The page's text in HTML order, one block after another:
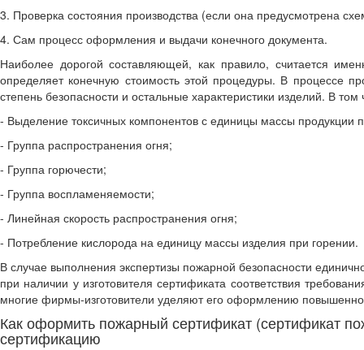
3. Проверка состояния производства (если она предусмотрена
4. Сам процесс оформления и выдачи конечного документа.
Наиболее дорогой составляющей, как правило, считается
определяет конечную стоимость этой процедуры. В процессе
степень безопасности и остальные характеристики изделий. В том
- Выделение токсичных компонентов с единицы массы продукции
- Группа распространения огня;
- Группа горючести;
- Группа воспламеняемости;
- Линейная скорость распространения огня;
- Потребление кислорода на единицу массы изделия при горении.
В случае выполнения экспертизы пожарной безопасности
при наличии у изготовителя сертификата соответствия
многие фирмы-изготовители уделяют его оформлению
Как оформить пожарный сертификат (сертификат
сертификацию